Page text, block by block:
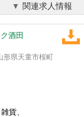
関連求人情報
酒田
形県天童市桜町
雑貨、